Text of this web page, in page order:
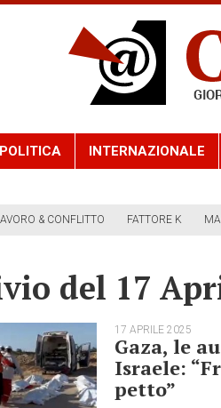
POLITICA INTERNAZIONALE
& CONFLITTO FATTORE K
del 17
17 APRILE 2025
Gaza, le
Israele:
petto”